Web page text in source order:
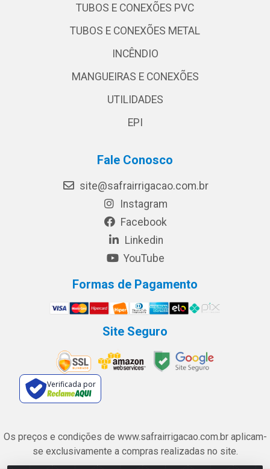
TUBOS E CONEXÕES PVC
TUBOS E CONEXÕES METAL
INCÊNDIO
MANGUEIRAS E CONEXÕES
UTILIDADES
EPI
Fale Conosco
site@safrairrigacao.com.br
Instagram
Facebook
Linkedin
YouTube
Formas de Pagamento
Site Seguro
Verificada por
Os preços e condições de www.safrairrigacao.com.br aplicam-
se exclusivamente a compras realizadas no site.